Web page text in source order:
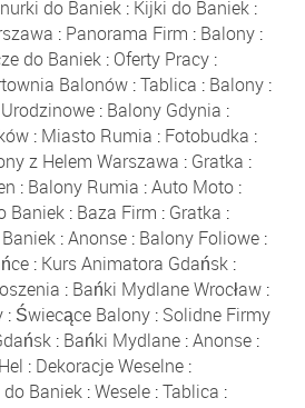
do Baniek : Kijki do Baniek :
: Panorama Firm : Balony :
do Baniek: Oferty Pracy:
Balonów:Tablica : Balony:
: Balony Gdynia :
: Miasto Rumia : Fotobudka :
z Helem Warszawa : Gratka :
: Balony Rumia :Auto Moto :
Baniek : Baza Firm : Gratka :
Baniek :Anonse : Balony Foliowe :
: Kurs Animatora Gdańsk :
: Bańki Mydlane Wrocław:
: Świecące Balony: Solidne Firmy
: Bańki Mydlane:Anonse:
: Dekoracje Weselne :
do Baniek:Wesele:Tablica :